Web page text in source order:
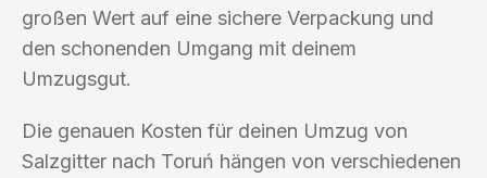
großen Wert auf eine sichere Verpackung und
den schonenden Umgang mit deinem
Umzugsgut.
Die genauen Kosten für deinen Umzug von
Salzgitter nach Toruń hängen von verschiedenen